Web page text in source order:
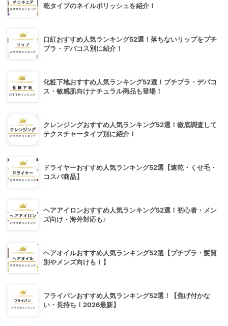
乾タイプのネイルポリッシュを紹介！
口紅おすすめ人気ランキング52選！落ちないリップをプチ
プラ・デパコス別に紹介！
化粧下地おすすめ人気ランキング52選！プチプラ・デパコ
ス・敏感肌向けナチュラル商品も登場！
クレンジングおすすめ人気ランキング52選！徹底調査して
テクスチャータイプ別に紹介！
ドライヤーおすすめ人気ランキング52選【速乾・くせ毛・
コスパ商品】
ヘアアイロンおすすめ人気ランキング52選！初心者・メン
ズ向け・海外対応も♪
ヘアオイルおすすめ人気ランキング52選【プチプラ・髪質
別やメンズ向けも！】
フライパンおすすめ人気ランキング52選！【焦げ付かな
い・長持ち！2026最新】